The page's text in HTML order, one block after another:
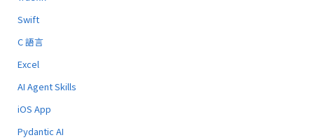
Swift
C 語言
Excel
AI Agent Skills
iOS App
Pydantic AI